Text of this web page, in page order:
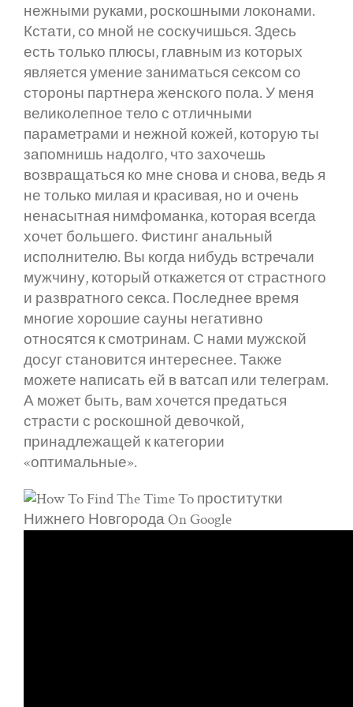
нежными руками, роскошными локонами.
Кстати, со мной не соскучишься. Здесь
есть только плюсы, главным из которых
является умение заниматься сексом со
стороны партнера женского пола. У меня
великолепное тело с отличными
параметрами и нежной кожей, которую ты
запомнишь надолго, что захочешь
возвращаться ко мне снова и снова, ведь я
не только милая и красивая, но и очень
ненасытная нимфоманка, которая всегда
хочет большего. Фистинг анальный
исполнителю. Вы когда нибудь встречали
мужчину, который откажется от страстного
и развратного секса. Последнее время
многие хорошие сауны негативно
относятся к смотринам. С нами мужской
досуг становится интереснее. Также
можете написать ей в ватсап или телеграм.
А может быть, вам хочется предаться
страсти с роскошной девочкой,
принадлежащей к категории
«оптимальные».